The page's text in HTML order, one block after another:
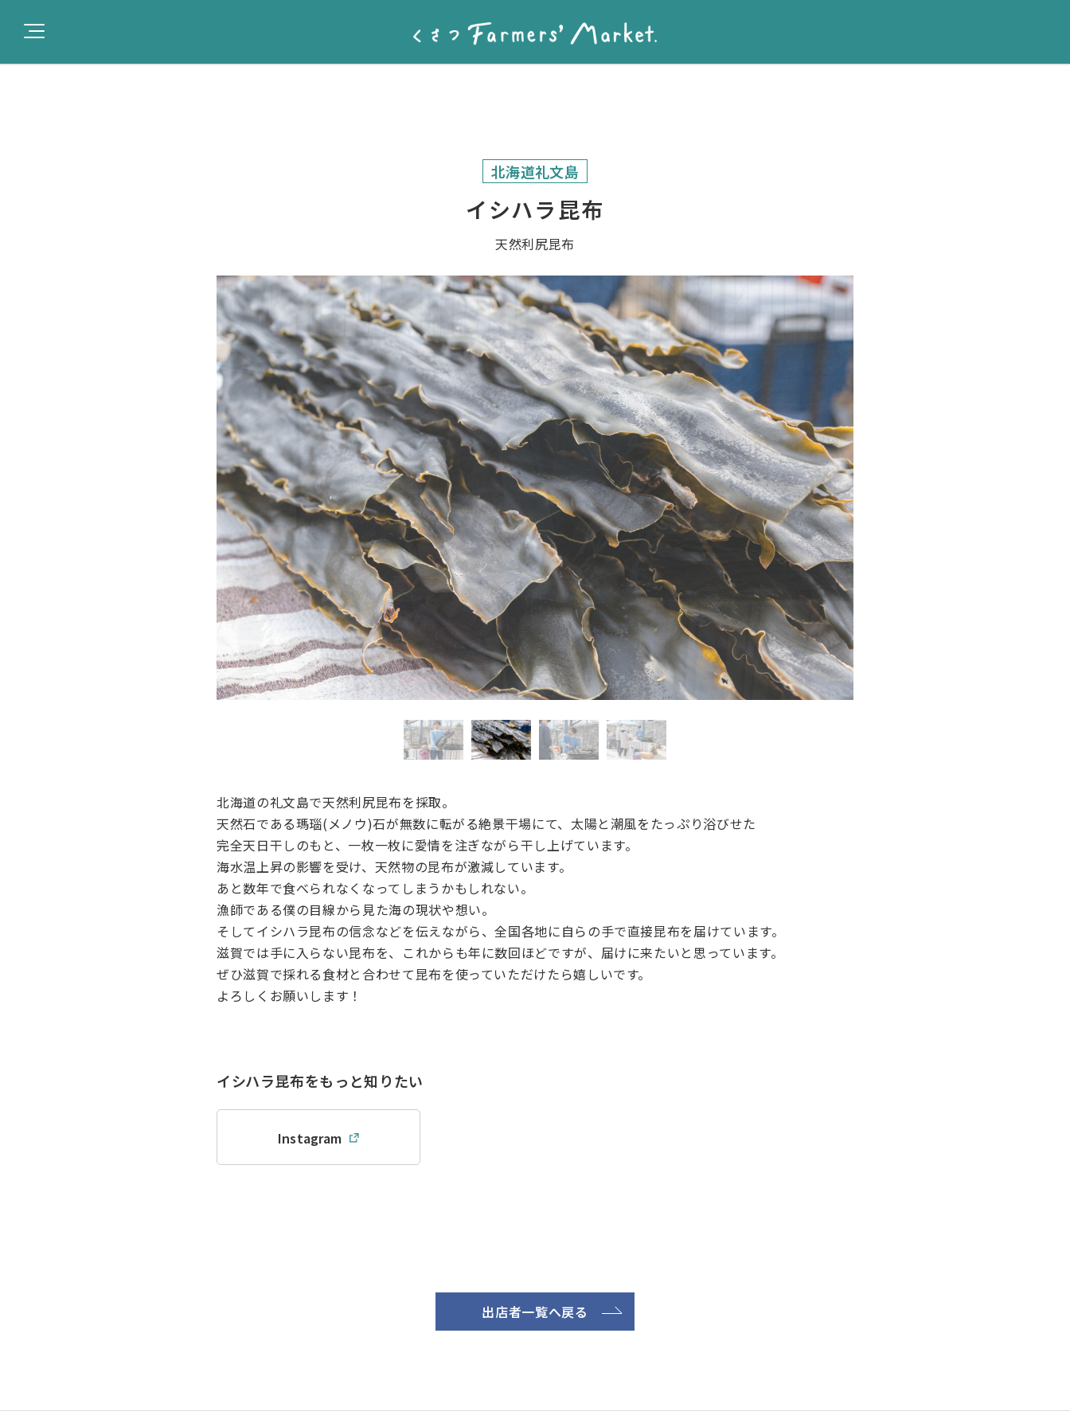
北海道礼文島
イシハラ昆布
天然利尻昆布
北海道の礼文島で天然利尻昆布を採取。
天然石である瑪瑙(メノウ)石が無数に転がる絶景干場にて、太陽と潮風をたっぷり浴びせた
完全天日干しのもと、一枚一枚に愛情を注ぎながら干し上げています。
海水温上昇の影響を受け、天然物の昆布が激減しています。
あと数年で食べられなくなってしまうかもしれない。
漁師である僕の目線から見た海の現状や想い。
そしてイシハラ昆布の信念などを伝えながら、全国各地に自らの手で直接昆布を届けています。
滋賀では手に入らない昆布を、これからも年に数回ほどですが、届けに来たいと思っています。
ぜひ滋賀で採れる食材と合わせて昆布を使っていただけたら嬉しいです。
よろしくお願いします！
イシハラ昆布をもっと知りたい
Instagram
出店者一覧へ戻る